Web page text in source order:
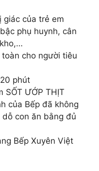
giác của trẻ em
phụ huynh, cân
cho người tiêu
phút
SỐT ƯỚP THỊT
của Bếp đã không
dỗ con ăn bằng đủ
Bếp Xuyên Việt